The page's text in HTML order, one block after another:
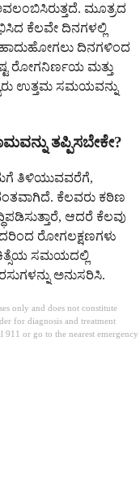
ಮೂತ್ರದ
ಕೆಲವೇ ದಿನಗಳಲ್ಲಿ
ಹಾದುಹೋಗಲು ದಿನಗಳಿಂದ
ರೋಗನಿರ್ಣಯ ಮತ್ತು
ಉತ್ತಮ ಸಮಯವನ್ನು
ತಪ್ಪಿಸಬೇಕೇ?
ತಿಳಿಯುವವರೆಗೆ,
ಕೆಲವರು ಕಠಿಣ
ಆದರೆ ಕೆಲವು
ರೋಗಲಕ್ಷಣಗಳು
ಸಮಯದಲ್ಲಿ
ಅನುಸರಿಸಿ.
only and does not constitute
for diagnosis and treatment
or go to the nearest emergency